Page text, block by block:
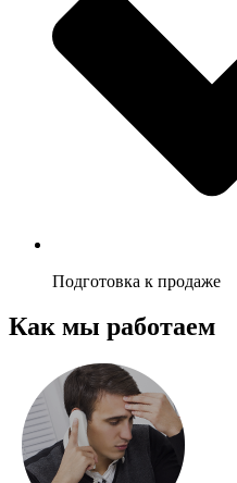
Подготовка к продаже
Как мы работаем